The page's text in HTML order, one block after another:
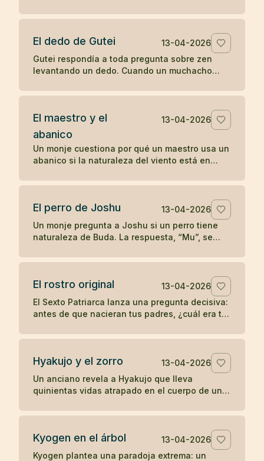
cola?
El dedo de Gutei
13-04-2026
Gutei respondía a toda pregunta sobre zen
levantando un dedo. Cuando un muchacho
enseñanza radical sobre la comprensión
El maestro y el
abanico
13-04-2026
Un monje cuestiona por qué un maestro usa un
abanico si la naturaleza del viento está en
cotidiano en enseñanza zen.
El perro de Joshu
13-04-2026
Un monje pregunta a Joshu si un perro tiene
naturaleza de Buda. La respuesta, “Mu”, se
de la tradición zen.
El rostro original
13-04-2026
El Sexto Patriarca lanza una pregunta decisiva:
antes de que nacieran tus padres, ¿cuál era tu
percepción directa.
Hyakujo y el zorro
13-04-2026
Un anciano revela a Hyakujo que lleva
quinientas vidas atrapado en el cuerpo de un
causa y efecto. Un koan clásico sobre karma y
Kyogen en el árbol
13-04-2026
Kyogen plantea una paradoja extrema: un